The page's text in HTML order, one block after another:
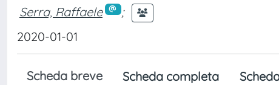
Serra, Raffaele
;
2020-01-01
Scheda breve Scheda completa